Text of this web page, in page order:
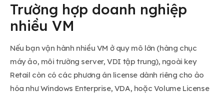
Trường hợp doanh nghiệp
nhiều VM
Nếu bạn vận hành nhiều VM ở quy mô lớn (hàng chục
máy ảo, môi trường server, VDI tập trung), ngoài key
Retail còn có các phương án license dành riêng cho ảo
hóa như Windows Enterprise, VDA, hoặc Volume License